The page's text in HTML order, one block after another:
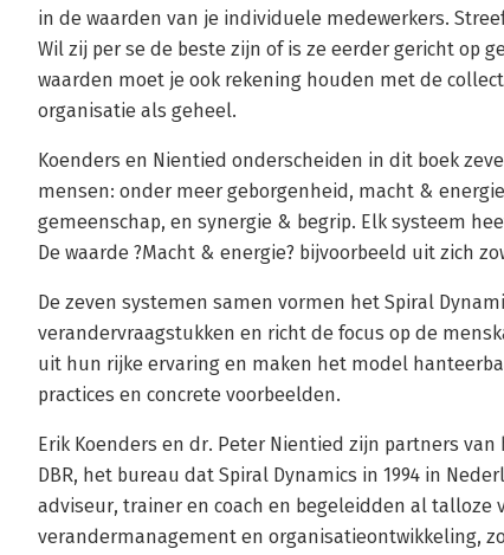
in de waarden van je individuele medewerkers.
Wil zij per se de beste zijn of is ze eerder gericht op
waarden moet je ook rekening houden met de
organisatie als geheel.
Koenders en Nientied onderscheiden in dit boek
mensen: onder meer geborgenheid, macht &
gemeenschap, en synergie & begrip. Elk systeem
De waarde ?Macht & energie? bijvoorbeeld uit zich
De zeven systemen samen vormen het Spiral
verandervraagstukken en richt de focus op de
uit hun rijke ervaring en maken het model
practices en concrete voorbeelden.
Erik Koenders en dr. Peter Nientied zijn partners
DBR, het bureau dat Spiral Dynamics in 1994 in
adviseur, trainer en coach en begeleidden al talloze
verandermanagement en organisatieontwikkeling,